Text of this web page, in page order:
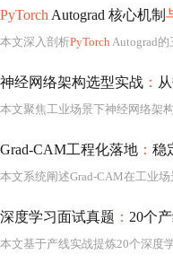
PyTorch Autograd 核心机制
本文深入剖析PyTorchAutograd
神经网络架构选型实战 ：
本文聚焦工业场景下神经网络架
Grad-CAM工程化落地 ： 稳
本文系统阐述Grad-CAM在工业
深度学习面试真题 ： 20个
本文基于产线实战提炼20个深度